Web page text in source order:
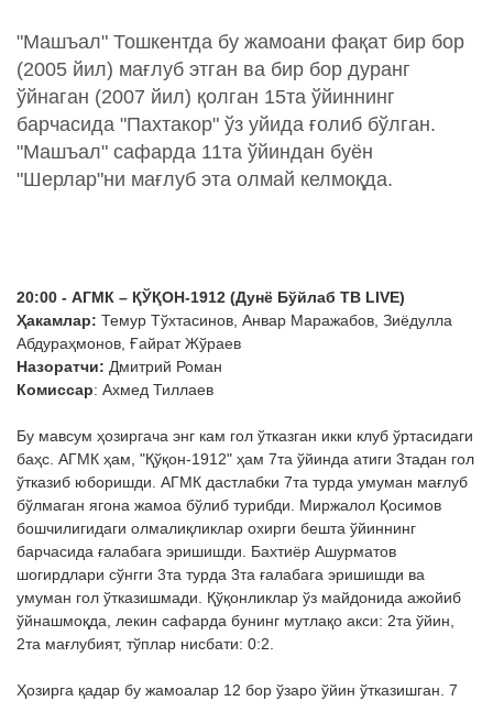
"Машъал" Тошкентда бу жамоани фақат бир бор
(2005 йил) мағлуб этган ва бир бор дуранг
ўйнаган (2007 йил) қолган 15та ўйиннинг
барчасида "Пахтакор" ўз уйида ғолиб бўлган.
"Машъал" сафарда 11та ўйиндан буён
"Шерлар"ни мағлуб эта олмай келмоқда.
20:00 - АГМК – ҚЎҚОН-1912 (Дунё Бўйлаб ТВ LIVE)
Ҳакамлар: Темур Тўхтасинов, Анвар Маражабов, Зиёдулла
Абдураҳмонов, Ғайрат Жўраев
Назоратчи: Дмитрий Роман
Комиссар: Ахмед Тиллаев
Бу мавсум ҳозиргача энг кам гол ўтказган икки клуб ўртасидаги
баҳс. АГМК ҳам, "Қўқон-1912" ҳам 7та ўйинда атиги 3тадан гол
ўтказиб юборишди. АГМК дастлабки 7та турда умуман мағлуб
бўлмаган ягона жамоа бўлиб турибди. Миржалол Қосимов
бошчилигидаги олмалиқликлар охирги бешта ўйиннинг
барчасида ғалабага эришишди. Бахтиёр Ашурматов
шогирдлари сўнгги 3та турда 3та ғалабага эришишди ва
умуман гол ўтказишмади. Қўқонликлар ўз майдонида ажойиб
ўйнашмоқда, лекин сафарда бунинг мутлақо акси: 2та ўйин,
2та мағлубият, тўплар нисбати: 0:2.
Ҳозирга қадар бу жамоалар 12 бор ўзаро ўйин ўтказишган. 7